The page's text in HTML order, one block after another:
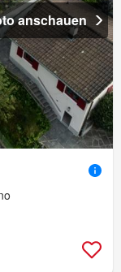
anschauen